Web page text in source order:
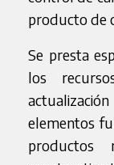
producto de
Se presta
los
elementos
productos